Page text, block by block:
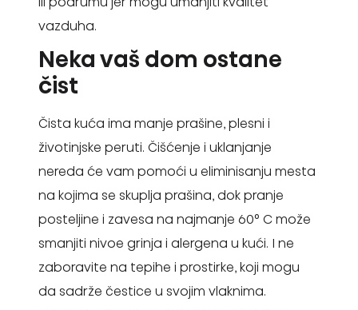
vazduha.
Neka vaš dom ostane
čist
Čista kuća ima manje prašine, plesni i
životinjske peruti. Čišćenje i uklanjanje
nereda će vam pomoći u eliminisanju mesta
na kojima se skuplja prašina, dok pranje
posteljine i zavesa na najmanje 60° C može
smanjiti nivoe grinja i alergena u kući. I ne
zaboravite na tepihe i prostirke, koji mogu
da sadrže čestice u svojim vlaknima.